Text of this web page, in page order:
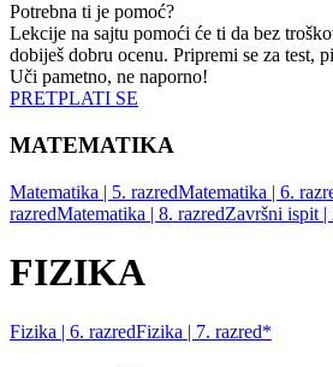
Potrebna ti je pomoć?
Lekcije na sajtu pomoći će ti da bez
dobiješ dobru ocenu. Pripremi se za test,
Uči pametno, ne naporno!
PRETPLATI SE
MATEMATIKA
Matematika | 5. razredMatematika | 6.
razredMatematika | 8. razredZavršni ispit |
FIZIKA
Fizika | 6. razredFizika | 7. razred*